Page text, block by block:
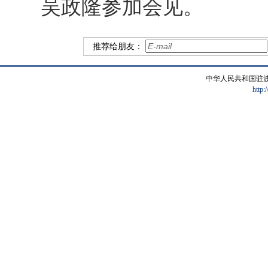
吴政隆参加会见。
推荐给朋友：
中华人民共和国驻